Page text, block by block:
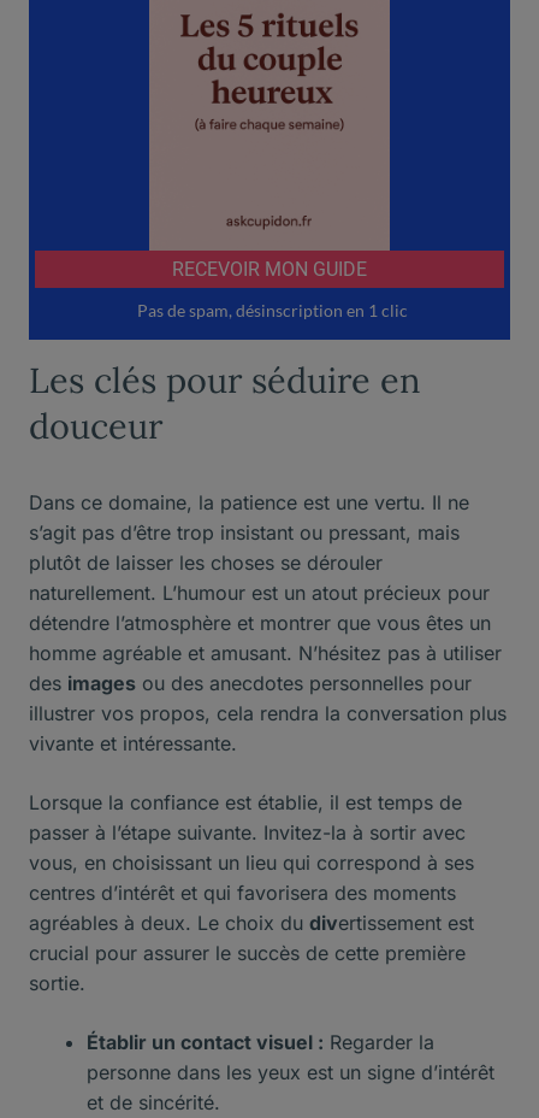
Les clés pour séduire en
douceur
Dans ce domaine, la patience est une vertu. Il ne
s’agit pas d’être trop insistant ou pressant, mais
plutôt de laisser les choses se dérouler
naturellement. L’humour est un atout précieux pour
détendre l’atmosphère et montrer que vous êtes un
homme agréable et amusant. N’hésitez pas à utiliser
des images ou des anecdotes personnelles pour
illustrer vos propos, cela rendra la conversation plus
vivante et intéressante.
Lorsque la confiance est établie, il est temps de
passer à l’étape suivante. Invitez-la à sortir avec
vous, en choisissant un lieu qui correspond à ses
centres d’intérêt et qui favorisera des moments
agréables à deux. Le choix du divertissement est
crucial pour assurer le succès de cette première
sortie.
Établir un contact visuel : Regarder la
personne dans les yeux est un signe d’intérêt
et de sincérité.